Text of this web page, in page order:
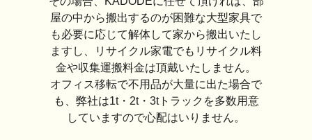
屋の中から搬出するのが困難な大型家具で
も必要に応じて解体して家から搬出いたし
ますし、リサイクル家電でもリサイクル料
金や収集運搬料金は頂戴いたしません。
オフィス移転で不用品が大量に出た場合で
も、弊社は1t・2t・3tトラックを多数用意
していますので心配はいりません。